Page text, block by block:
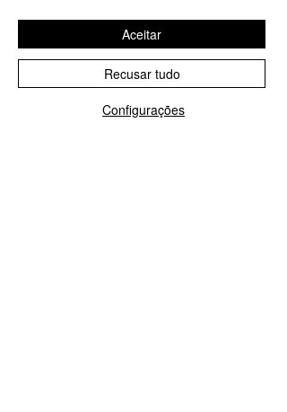
Configurações
Recusar tudo
Aceitar